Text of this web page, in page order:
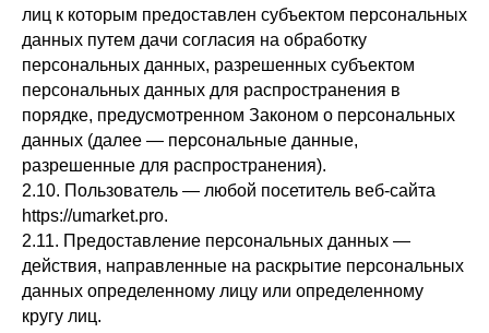
лиц к которым предоставлен субъектом персональных
данных путем дачи согласия на обработку
персональных данных, разрешенных субъектом
персональных данных для распространения в
порядке, предусмотренном Законом о персональных
данных (далее — персональные данные,
разрешенные для распространения).
2.10. Пользователь — любой посетитель веб-сайта
https://umarket.pro.
2.11. Предоставление персональных данных —
действия, направленные на раскрытие персональных
данных определенному лицу или определенному
кругу лиц.